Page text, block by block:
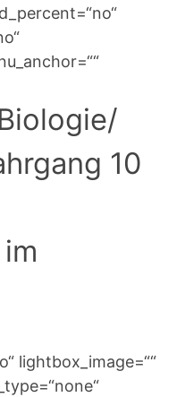
10
lightbox_image=““